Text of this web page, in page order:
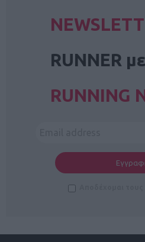
RUNNER
RUNNING